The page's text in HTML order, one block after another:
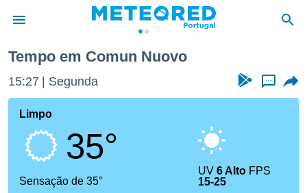
da
foi
fornecidas
a este
Tempo em Comun Nuovo
15:27 Segunda ...
Limpo
35°
Sensação de 35°
UV6 Alto FPS
15-25